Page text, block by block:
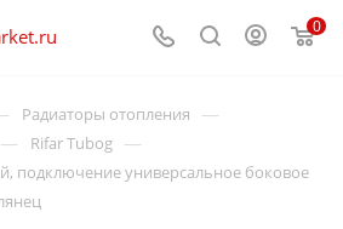
0
Радиаторы отопления —
— Rifar Tubog —
подключение универсальное боковое